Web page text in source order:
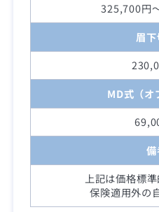
325,700円
眉
MD式（オ
上記は価格標準
保険適用外の